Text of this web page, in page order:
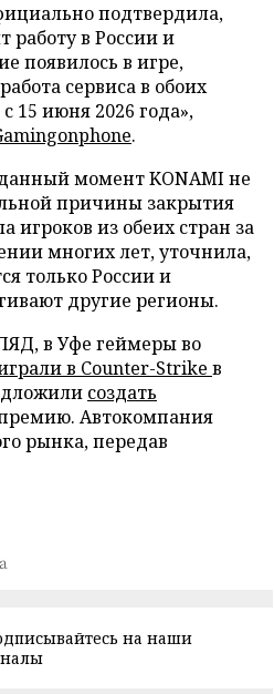
подтвердила,
работу в России и
появилось в игре,
сервиса в обоих
15 июня 2026 года»,
.
момент KONAMI не
причины закрытия
игроков из обеих стран за
многих лет, уточнила,
только России и
другие регионы.
в Уфе геймеры во
в Counter-Strike в
создать
Автокомпания
рынка, передав
на наши